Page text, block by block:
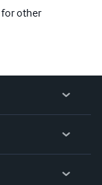
for other